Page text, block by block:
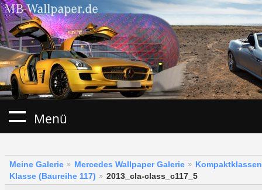
Menü
Meine Galerie Mercedes Wallpaper Galerie
Klasse (Baureihe 117)
2013_cla-class_c117_5